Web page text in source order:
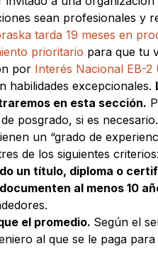
sean profesionales
tarda 19 meses en
prioritario para que tu
por Interés Nacional EB-2
habilidades excepcionales.
en esta sección.
posgrado, si es
un “grado de
de los siguientes criterios:
un título, diploma o
al menos 10
el promedio. Según el
al que se le paga